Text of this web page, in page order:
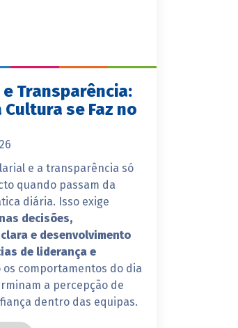
Transparência:
Cultura se Faz no
e a transparência só
quando passam da
diária. Isso exige
decisões,
e desenvolvimento
de liderança e
os comportamentos do dia
a percepção de
dentro das equipas.